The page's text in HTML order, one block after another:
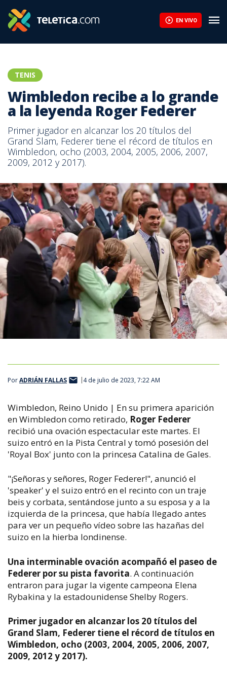
EN VIVO
TENIS
Wimbledon recibe a lo grande
a la leyenda Roger Federer
Primer jugador en alcanzar los 20 títulos del
Grand Slam, Federer tiene el récord de títulos en
Wimbledon, ocho (2003, 2004, 2005, 2006, 2007,
2009, 2012 y 2017).
PorADRIÁN FALLAS 4 de julio de 2023, 7:22 AM
Wimbledon, Reino Unido | En su primera aparición
en Wimbledon como retirado, Roger Federer
recibió una ovación espectacular este martes. El
suizo entró en la Pista Central y tomó posesión del
'Royal Box' junto con la princesa Catalina de Gales.
"¡Señoras y señores, Roger Federer!", anunció el
'speaker' y el suizo entró en el recinto con un traje
beis y corbata, sentándose junto a su esposa y a la
izquierda de la princesa, que había llegado antes
para ver un pequeño vídeo sobre las hazañas del
suizo en la hierba londinense.
Una interminable ovación acompañó el paseo de
Federer por su pista favorita. A continuación
entraron para jugar la vigente campeona Elena
Rybakina y la estadounidense Shelby Rogers.
Primer jugador en alcanzar los 20 títulos del
Grand Slam, Federer tiene el récord de títulos en
Wimbledon, ocho (2003, 2004, 2005, 2006, 2007,
2009, 2012 y 2017).